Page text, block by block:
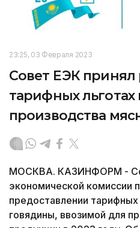
23:25, 03 Февраля 2023
Совет ЕЭК
тарифных льготах
производства
МОСКВА. КАЗИНФОРМ -
экономической комиссии
предоставлении
говядины, ввозимой для